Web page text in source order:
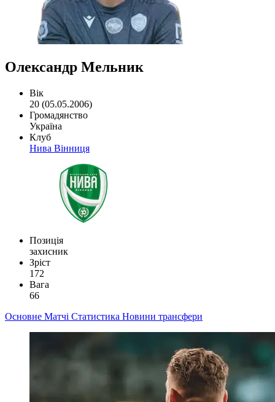
Олександр Мельник
Вік
20 (05.05.2006)
Громадянство
Україна
Клуб
Нива Вінниця
Позиція
захисник
Зріст
172
Вага
66
Основне Матчі Статистика Новини трансфери